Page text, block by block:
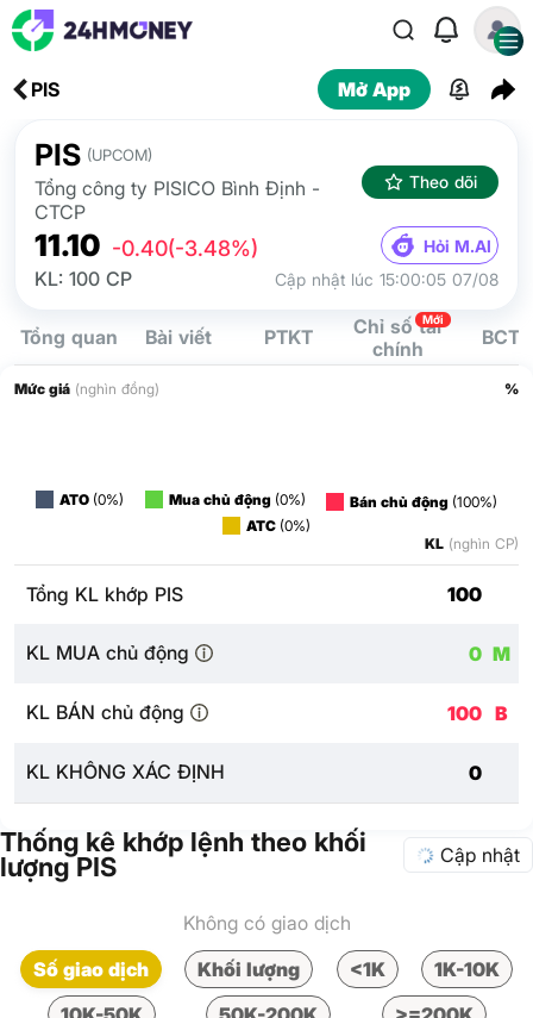
PIS Mở App
PIS (UPCOM)
Tổng công ty PISICO Bình Định -
CTCP
Theo dõi
11.10 -0.40(-3.48%) Hỏi M.AI
KL: 100 CP Cập nhật lúc 15:00:05 07/08
Tổng quan Bài viết PTKT
Chỉ số tài
chính
Mới
BCTC
Mức giá (nghìn đồng) %
ATO (0%) Mua chủ động (0%) Bán chủ động (100%)
ATC (0%)
KL (nghìn CP)
Tổng KL khớp PIS 100
KL MUA chủ động 0 M
KL BÁN chủ động 100 B
KL KHÔNG XÁC ĐỊNH 0
Thống kê khớp lệnh theo khối
lượng PIS
Cập nhật
Không có giao dịch
Số giao dịch
Khối lượng <1K
1K-10K